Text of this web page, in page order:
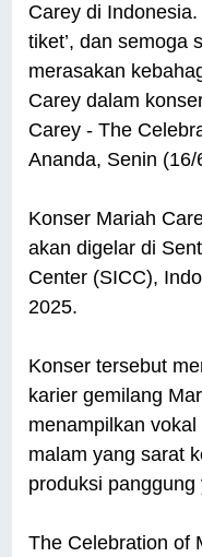
Carey di
tiket’, dan semoga
merasakan
Carey dalam
Carey - The
Ananda, Senin (16/
Konser Mariah
akan digelar di
Center (SICC),
2025.
Konser tersebut
karier gemilang
menampilkan
malam yang sarat
produksi
The Celebration of